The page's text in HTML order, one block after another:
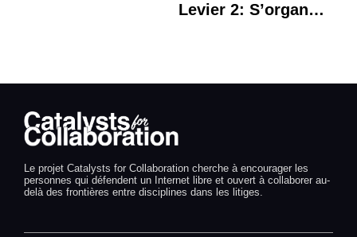
Levier 2: S’organiser en équipe
Le projet Catalysts for Collaboration cherche à encourager les
personnes qui défendent un Internet libre et ouvert à collaborer au-
delà des frontières entre disciplines dans les litiges.